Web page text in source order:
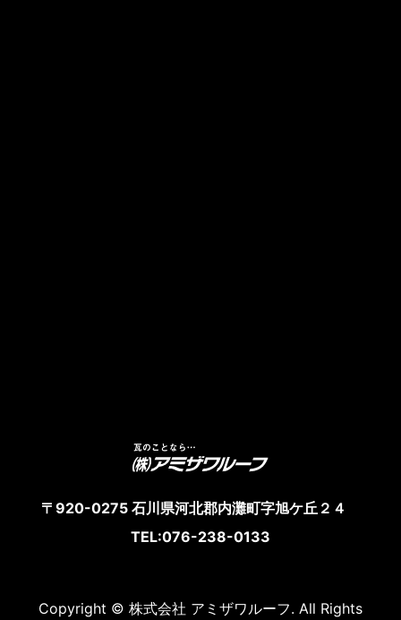
〒920-0275 石川県河北郡内灘町字旭ケ丘２４
TEL:076-238-0133
Copyright © 株式会社 アミザワルーフ. All Rights